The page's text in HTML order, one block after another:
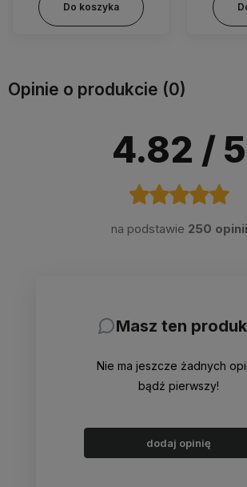
Do koszyka
Opinie o produkcie (0)
4.82 / 5
na podstawie 250 opinii
Masz ten
Nie ma jeszcze żadnych
bądź pierwszy!
dodaj opinię